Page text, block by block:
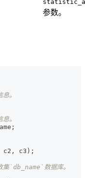
参数。
。
。
;
c2 , c3 ) ;
`db_name`数据库。